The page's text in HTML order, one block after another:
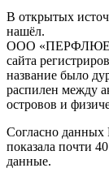
В открытых
нашёл.
ООО
сайта
название было
распилен между
островов и
Согласно данных
показала почти
данные.